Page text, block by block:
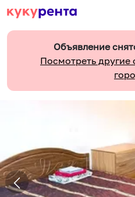
Объявление
Посмотреть другие